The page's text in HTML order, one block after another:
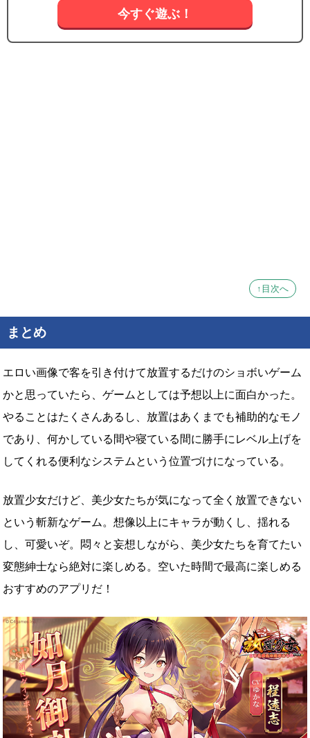
今すぐ遊ぶ！
↑目次へ
まとめ
エロい画像で客を引き付けて放置するだけのショボいゲーム
かと思っていたら、ゲームとしては予想以上に面白かった。
やることはたくさんあるし、放置はあくまでも補助的なモノ
であり、何かしている間や寝ている間に勝手にレベル上げを
してくれる便利なシステムという位置づけになっている。
放置少女だけど、美少女たちが気になって全く放置できない
という斬新なゲーム。想像以上にキャラが動くし、揺れる
し、可愛いぞ。悶々と妄想しながら、美少女たちを育てたい
変態紳士なら絶対に楽しめる。空いた時間で最高に楽しめる
おすすめのアプリだ！